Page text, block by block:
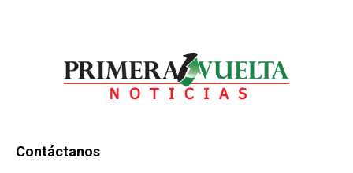
Contáctanos